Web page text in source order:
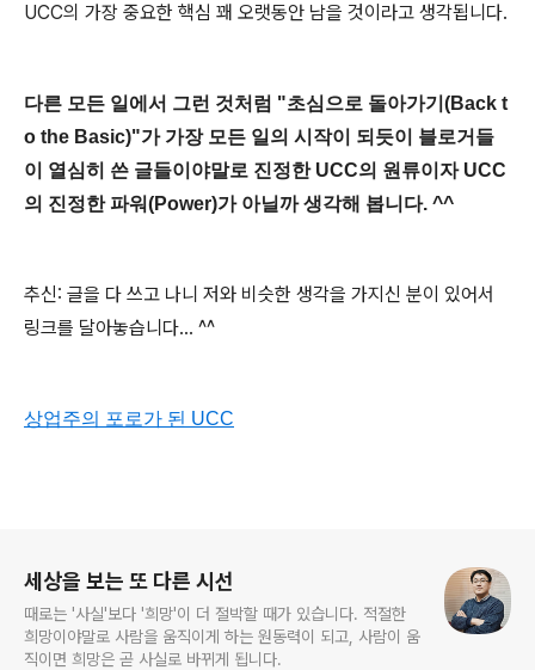
UCC의 가장 중요한 핵심 꽤 오랫동안 남을 것이라고 생각됩니다.
다른 모든 일에서 그런 것처럼 "초심으로 돌아가기(Back t
o the Basic)"가 가장 모든 일의 시작이 되듯이 블로거들
이 열심히 쓴 글들이야말로 진정한 UCC의 원류이자 UCC
의 진정한 파워(Power)가 아닐까 생각해 봅니다. ^^
추신: 글을 다 쓰고 나니 저와 비슷한 생각을 가지신 분이 있어서
링크를 달아놓습니다... ^^
상업주의 포로가 된 UCC
세상을 보는 또 다른 시선
때로는 '사실'보다 '희망'이 더 절박할 때가 있습니다. 적절한
희망이야말로 사람을 움직이게 하는 원동력이 되고, 사람이 움
직이면 희망은 곧 사실로 바뀌게 됩니다.